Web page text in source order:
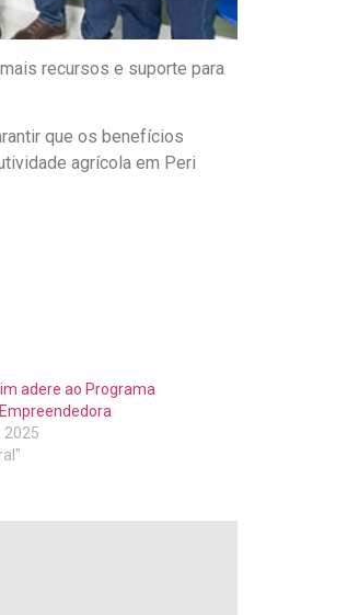
recursos e suporte para
que os benefícios
agrícola em Peri
adere ao Programa
2025